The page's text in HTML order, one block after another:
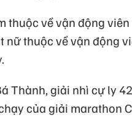
thuộc về vận động
nữ thuộc về vận động
Thành, giải nhì cự ly
của giải marathon